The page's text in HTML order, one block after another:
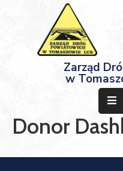
Zarząd
w
Strona
Przetargi
Donor